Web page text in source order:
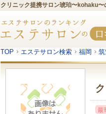
クリニック提携サロン琥珀〜kohaku〜
TOP エステサロン検索 福岡
最